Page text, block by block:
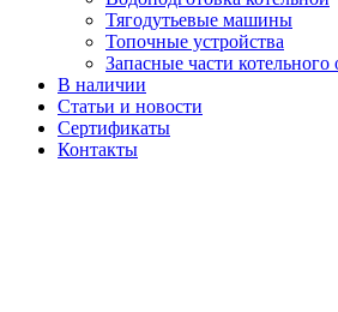
Тягодутьевые машины
Топочные устройства
Запасные части котельного
В наличии
Статьи и новости
Сертификаты
Контакты